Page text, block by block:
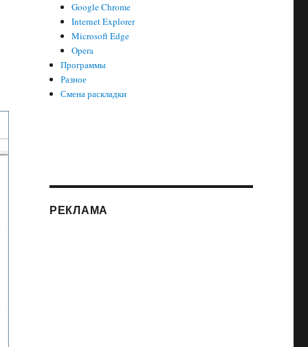
Google Chrome
Internet Explorer
Microsoft Edge
Opera
Программы
Разное
Смена раскладки
РЕКЛАМА